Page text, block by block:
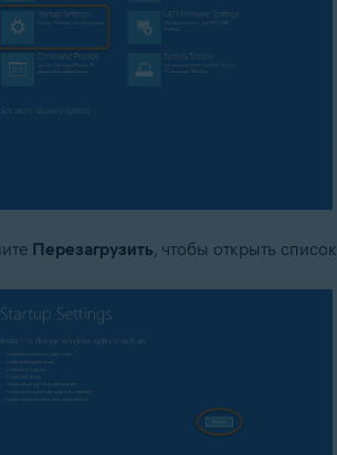
Перезагрузить, чтобы открыть список